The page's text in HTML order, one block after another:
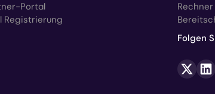
Portal
Registrierung
Folgen